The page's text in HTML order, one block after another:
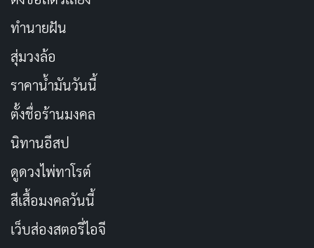
ตัวละครแต่ละคนมีมิติลึกซึ้ง ไม่ใช่แค่นักโกงแบนๆ แต่พวก
เขามีเหตุผลส่วนตัว เช่น การแก้แค้นจากความสูญเสีย ทำให้
เรารู้สึกเชื่อมโยง เหมือนถามตัวเองว่า ถ้าเราเจอคนเลว
แบบนี้ เราจะทำยังไง? การแสดงทั้งหมดเลยทำให้ซีรีส์เรื่อง
นี้ขึ้นหิ้ง ซีรีส์เกาหลี
ทำนายฝัน
สุ่มวงล้อ
ราคาน้ำมันวันนี้
ตั้งชื่อร้านมงคล
นิทานอีสป
ดูดวงไพ่ทาโรต์
สีเสื้อมงคลวันนี้
เว็บส่องสตอรี่ไอจี